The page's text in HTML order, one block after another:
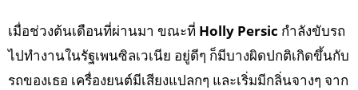
เมื่อช่วงต้นเดือนที่ผ่านมา ขณะที่ Holly Persic กำลังขับรถ
ไปทำงานในรัฐเพนซิลเวเนีย อยู่ดีๆ ก็มีบางผิดปกติเกิดขึ้นกับ
รถของเธอ เครื่องยนต์มีเสียงแปลกๆ และเริ่มมีกลิ่นจางๆ จาก